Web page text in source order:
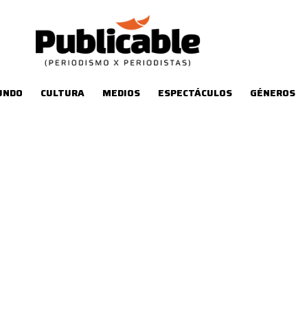
CULTURA MEDIOS ESPECTÁCULOS GÉNEROS